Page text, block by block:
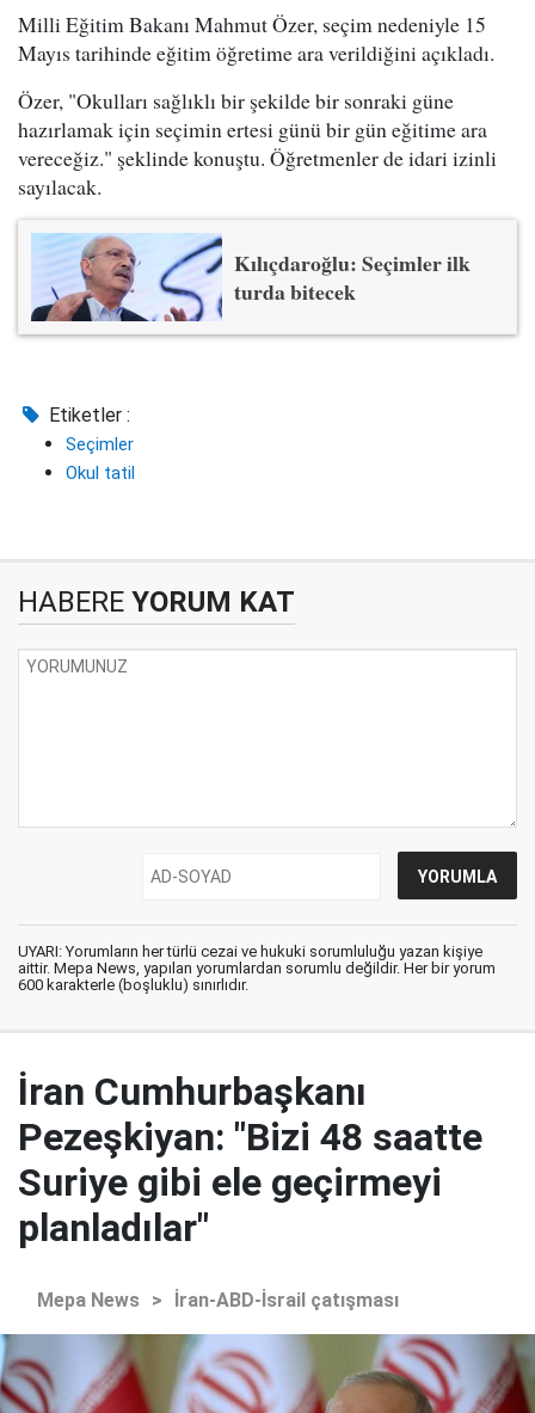
Milli Eğitim Bakanı Mahmut Özer, seçim nedeniyle 15
Mayıs tarihinde eğitim öğretime ara verildiğini açıkladı.
Özer, "Okulları sağlıklı bir şekilde bir sonraki güne
hazırlamak için seçimin ertesi günü bir gün eğitime ara
vereceğiz." şeklinde konuştu. Öğretmenler de idari izinli
sayılacak.
Kılıçdaroğlu: Seçimler ilk
turda bitecek
Etiketler :
Seçimler
Okul tatil
HABERE YORUM KAT
UYARI: Yorumların her türlü cezai ve hukuki sorumluluğu yazan kişiye
aittir. Mepa News, yapılan yorumlardan sorumlu değildir. Her bir yorum
600 karakterle (boşluklu) sınırlıdır.
İran Cumhurbaşkanı
Pezeşkiyan: "Bizi 48 saatte
Suriye gibi ele geçirmeyi
planladılar"
Mepa News > İran-ABD-İsrail çatışması